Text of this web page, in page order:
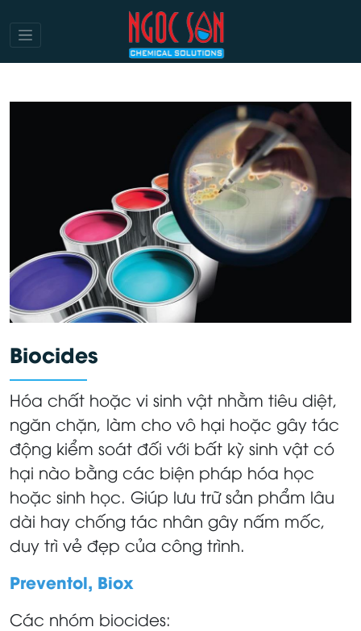
Biocides
Hóa chất hoặc vi sinh vật nhằm tiêu diệt,
ngăn chặn, làm cho vô hại hoặc gây tác
động kiểm soát đối với bất kỳ sinh vật có
hại nào bằng các biện pháp hóa học
hoặc sinh học. Giúp lưu trữ sản phẩm lâu
dài hay chống tác nhân gây nấm mốc,
duy trì vẻ đẹp của công trình.
Preventol, Biox
Các nhóm biocides: